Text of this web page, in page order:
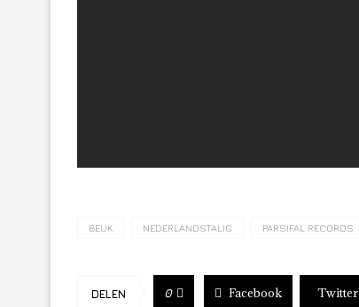
BEUK NEDERLANDSTALIG PARSIFAL RECORDS
DELEN 0 Facebook Twitter